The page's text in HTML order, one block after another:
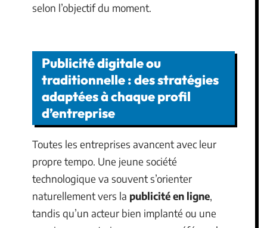
selon l’objectif du moment.
Publicité digitale ou
traditionnelle : des stratégies
adaptées à chaque profil
d’entreprise
Toutes les entreprises avancent avec leur
propre tempo. Une jeune société
technologique va souvent s’orienter
naturellement vers la publicité en ligne,
tandis qu’un acteur bien implanté ou une